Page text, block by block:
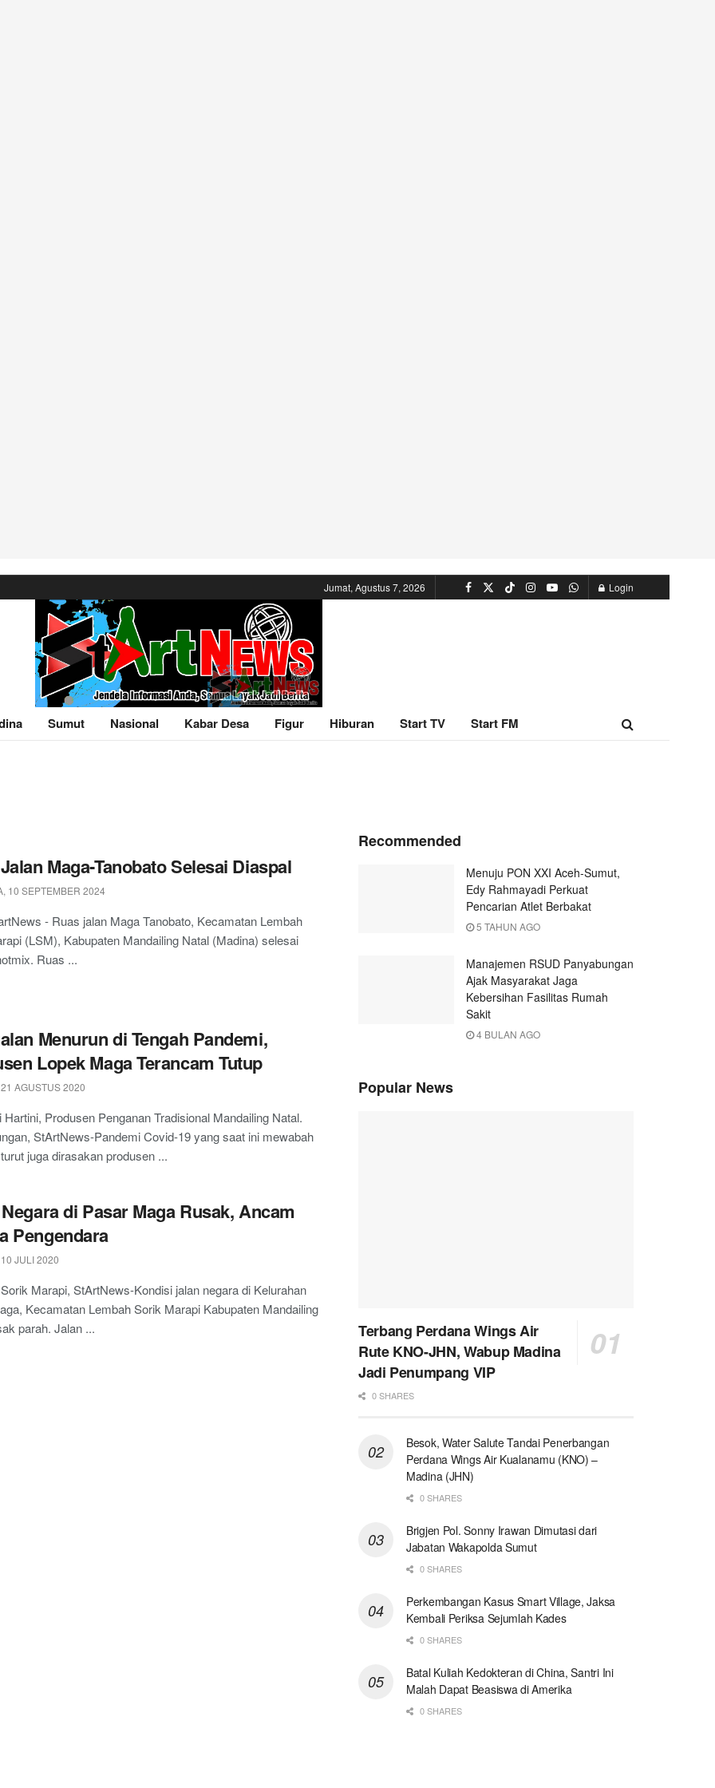
Jumat, Agustus 7, 2026 Login
Sumut Nasional Kabar Desa Figur Hiburan Start TV Start FM
Maga-Tanobato Selesai Diaspal
10 SEPTEMBER 2024
- Ruas jalan Maga Tanobato, Kecamatan Lembah
(LSM), Kabupaten Mandailing Natal (Madina) selesai
Ruas ...
Menurun di Tengah Pandemi,
Lopek Maga Terancam Tutup
AGUSTUS 2020
Hartini, Produsen Penganan Tradisional Mandailing Natal.
StArtNews-Pandemi Covid-19 yang saat ini mewabah
juga dirasakan produsen ...
di Pasar Maga Rusak, Ancam
Pengendara
JULI 2020
Marapi, StArtNews-Kondisi jalan negara di Kelurahan
Kecamatan Lembah Sorik Marapi Kabupaten Mandailing
parah. Jalan ...
Recommended
Menuju PON XXI Aceh-Sumut,
Edy Rahmayadi Perkuat
Pencarian Atlet Berbakat
5 TAHUN AGO
Manajemen RSUD Panyabungan
Ajak Masyarakat Jaga
Kebersihan Fasilitas Rumah
Sakit
4 BULAN AGO
Popular News
Terbang Perdana Wings Air
Rute KNO-JHN, Wabup Madina
Jadi Penumpang VIP
0 SHARES
Besok, Water Salute Tandai Penerbangan
Perdana Wings Air Kualanamu (KNO) –
Madina (JHN)
0 SHARES
Brigjen Pol. Sonny Irawan Dimutasi dari
Jabatan Wakapolda Sumut
0 SHARES
Perkembangan Kasus Smart Village, Jaksa
Kembali Periksa Sejumlah Kades
0 SHARES
Batal Kuliah Kedokteran di China, Santri Ini
Malah Dapat Beasiswa di Amerika
0 SHARES